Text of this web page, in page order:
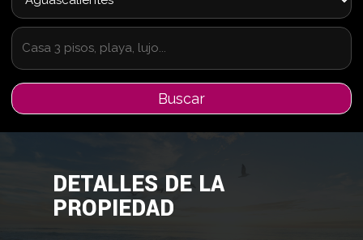
Buscar
DETALLES DE LA
PROPIEDAD